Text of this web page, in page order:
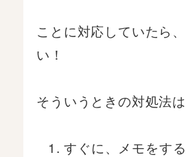
ことに対応していたら
い！
そういうときの対処法
すぐに、メモをする